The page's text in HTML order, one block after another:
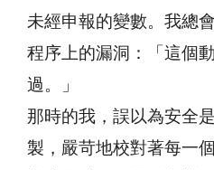
未經申報的變數。我總
程序上的漏洞：「這個
過。」
那時的我，誤以為安全
製，嚴苛地校對著每一